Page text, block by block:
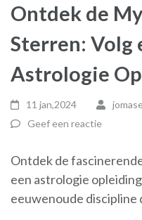
Ontdek de
Sterren: Volg
Astrologie
11 jan,2024
Geef een reactie
Ontdek de
een astrologie
eeuwenoude discipline